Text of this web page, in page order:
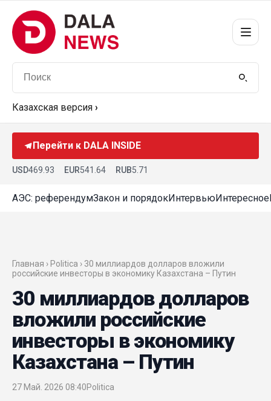
Казахская версия ›
Перейти к DALA INSIDE
USD469.93 EUR541.64 RUB5.71
АЭС: референдумЗакон и порядокИнтервьюИнтересное
Главная › Politica › 30 миллиардов долларов вложили
российские инвесторы в экономику Казахстана – Путин
30 миллиардов долларов
вложили российские
инвесторы в экономику
Казахстана – Путин
27 Май. 2026 08:40Politica